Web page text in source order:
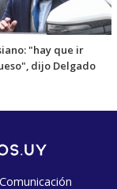
"hay que ir
dijo Delgado